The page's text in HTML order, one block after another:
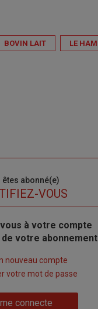
BOVIN LAIT LE HAM
êtes abonné(e)
VOUS
à votre compte
votre abonnement
nouveau compte
votre mot de passe
connecte